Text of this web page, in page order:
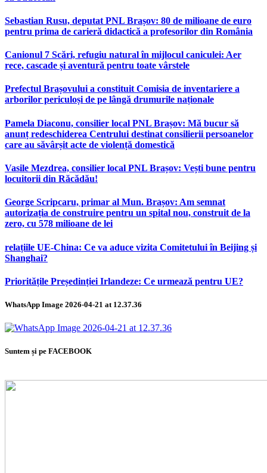
Sebastian Rusu, deputat PNL Brașov: 80 de milioane de euro
pentru prima de carieră didactică a profesorilor din România
Canionul 7 Scări, refugiu natural în mijlocul caniculei: Aer
rece, cascade și aventură pentru toate vârstele
Prefectul Brașovului a constituit Comisia de inventariere a
arborilor periculoși de pe lângă drumurile naționale
Pamela Diaconu, consilier local PNL Brașov: Mă bucur să
anunț redeschiderea Centrului destinat consilierii persoanelor
care au săvârșit acte de violență domestică
Vasile Mezdrea, consilier local PNL Brașov: Vești bune pentru
locuitorii din Răcădău!
George Scripcaru, primar al Mun. Brașov: Am semnat
autorizația de construire pentru un spital nou, construit de la
zero, cu 578 milioane de lei
relațiile UE-China: Ce va aduce vizita Comitetului în Beijing și
Shanghai?
Prioritățile Președinției Irlandeze: Ce urmează pentru UE?
WhatsApp Image 2026-04-21 at 12.37.36
Suntem și pe FACEBOOK